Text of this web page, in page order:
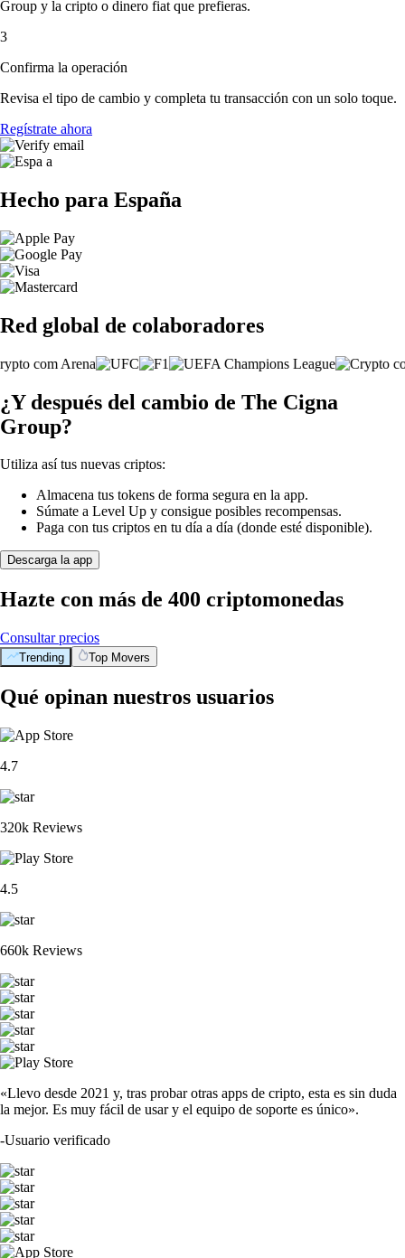
Group y la cripto o dinero fiat que prefieras.
3
Confirma la operación
Revisa el tipo de cambio y completa tu transacción con un solo toque.
Regístrate ahora
Hecho para España
Red global de colaboradores
¿Y después del cambio de The Cigna
Group?
Utiliza así tus nuevas criptos:
Almacena tus tokens de forma segura en la app.
Súmate a Level Up y consigue posibles recompensas.
Paga con tus criptos en tu día a día (donde esté disponible).
Descarga la app
Hazte con más de 400 criptomonedas
Consultar precios
Trending Top Movers
Qué opinan nuestros usuarios
4.7
320k Reviews
4.5
660k Reviews
«Llevo desde 2021 y, tras probar otras apps de cripto, esta es sin duda
la mejor. Es muy fácil de usar y el equipo de soporte es único».
-Usuario verificado